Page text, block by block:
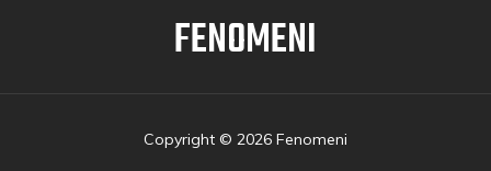
FENOMENI
Copyright © 2026 Fenomeni